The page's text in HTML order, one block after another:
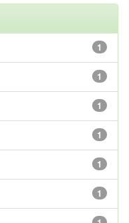
1
1
1
1
1
1